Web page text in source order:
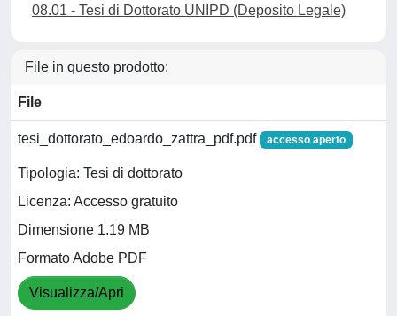
08.01 - Tesi di Dottorato UNIPD (Deposito Legale)
File in questo prodotto:
File
tesi_dottorato_edoardo_zattra_pdf.pdf accesso aperto
Tipologia: Tesi di dottorato
Licenza: Accesso gratuito
Dimensione 1.19 MB
Formato Adobe PDF
Visualizza/Apri